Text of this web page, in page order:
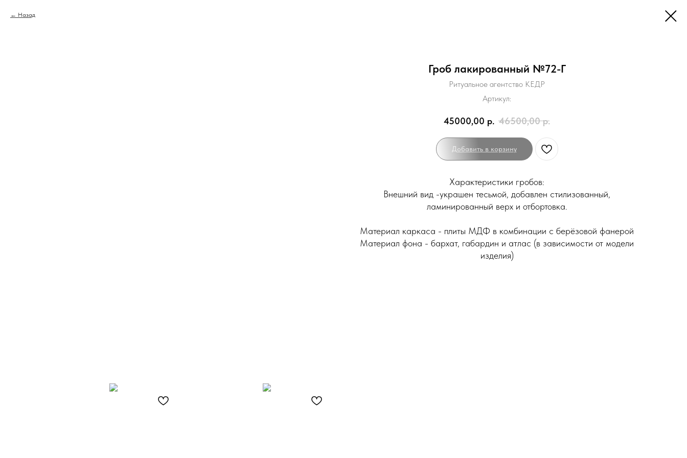
Назад
Гроб лакированный №72-Г
Ритуальное агентство КЕДР
Артикул:
45000,00 р. 46500,00 р.
Добавить в корзину
Характеристики гробов:
Внешний вид -украшен тесьмой, добавлен стилизованный,
ламинированный верх и отбортовка.
Материал каркаса - плиты МДФ в комбинации с берёзовой фанерой
Материал фона - бархат, габардин и атлас (в зависимости от модели
изделия)